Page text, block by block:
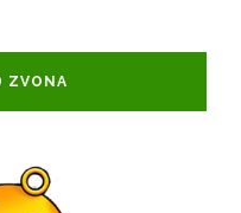
ZVONA